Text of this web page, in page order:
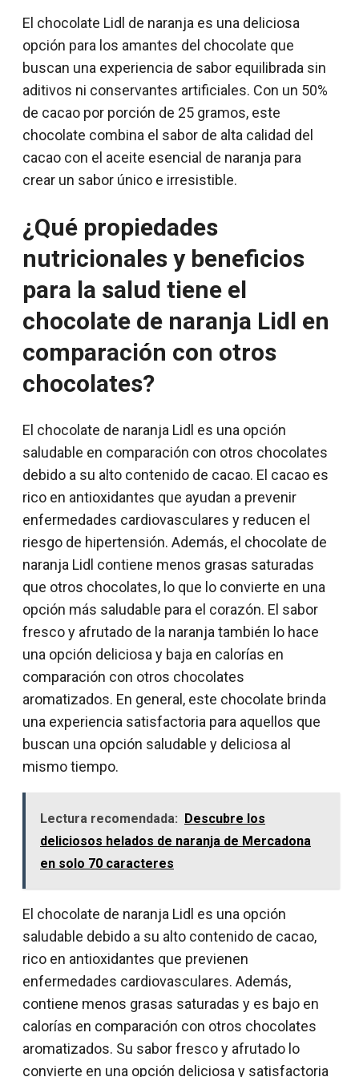
El chocolate Lidl de naranja es una deliciosa
opción para los amantes del chocolate que
buscan una experiencia de sabor equilibrada sin
aditivos ni conservantes artificiales. Con un 50%
de cacao por porción de 25 gramos, este
chocolate combina el sabor de alta calidad del
cacao con el aceite esencial de naranja para
crear un sabor único e irresistible.
¿Qué propiedades
nutricionales y beneficios
para la salud tiene el
chocolate de naranja Lidl en
comparación con otros
chocolates?
El chocolate de naranja Lidl es una opción
saludable en comparación con otros chocolates
debido a su alto contenido de cacao. El cacao es
rico en antioxidantes que ayudan a prevenir
enfermedades cardiovasculares y reducen el
riesgo de hipertensión. Además, el chocolate de
naranja Lidl contiene menos grasas saturadas
que otros chocolates, lo que lo convierte en una
opción más saludable para el corazón. El sabor
fresco y afrutado de la naranja también lo hace
una opción deliciosa y baja en calorías en
comparación con otros chocolates
aromatizados. En general, este chocolate brinda
una experiencia satisfactoria para aquellos que
buscan una opción saludable y deliciosa al
mismo tiempo.
Lectura recomendada: Descubre los
deliciosos helados de naranja de Mercadona
en solo 70 caracteres
El chocolate de naranja Lidl es una opción
saludable debido a su alto contenido de cacao,
rico en antioxidantes que previenen
enfermedades cardiovasculares. Además,
contiene menos grasas saturadas y es bajo en
calorías en comparación con otros chocolates
aromatizados. Su sabor fresco y afrutado lo
convierte en una opción deliciosa y satisfactoria